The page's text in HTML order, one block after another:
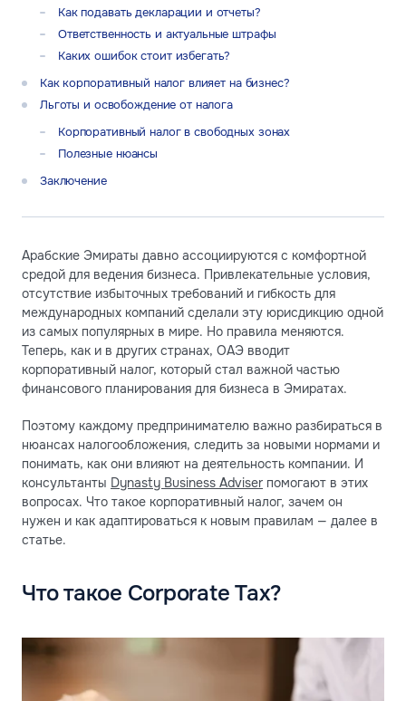
Как подавать декларации и отчеты?
Ответственность и актуальные штрафы
Каких ошибок стоит избегать?
Как корпоративный налог влияет на бизнес?
Льготы и освобождение от налога
Корпоративный налог в свободных зонах
Полезные нюансы
Заключение
Арабские Эмираты давно ассоциируются с комфортной
средой для ведения бизнеса. Привлекательные условия,
отсутствие избыточных требований и гибкость для
международных компаний сделали эту юрисдикцию одной
из самых популярных в мире. Но правила меняются.
Теперь, как и в других странах, ОАЭ вводит
корпоративный налог, который стал важной частью
финансового планирования для бизнеса в Эмиратах.
Поэтому каждому предпринимателю важно разбираться в
нюансах налогообложения, следить за новыми нормами и
понимать, как они влияют на деятельность компании. И
консультанты Dynasty Business Adviser помогают в этих
вопросах. Что такое корпоративный налог, зачем он
нужен и как адаптироваться к новым правилам — далее в
статье.
Что такое Corporate Tax?